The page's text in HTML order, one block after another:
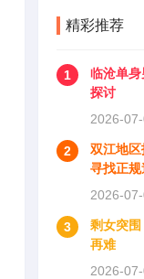
精彩推荐
1
临沧单
探讨
2026-
2
双江地区
寻找正规
2026-
3
剩女突
再难
2026-